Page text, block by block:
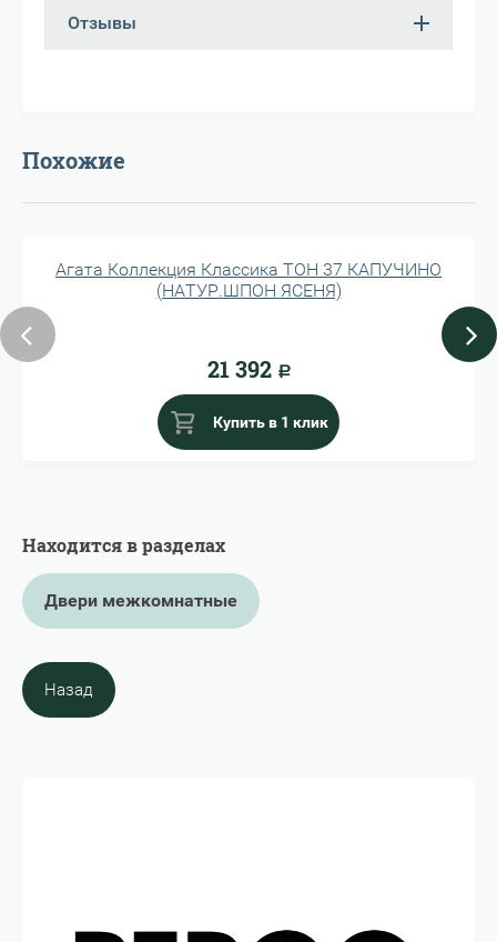
Отзывы
Похожие
Агата Коллекция Классика ТОН 37 КАПУЧИНО
(НАТУР.ШПОН ЯСЕНЯ)
21 392 Р
Купить в 1 клик
Находится в разделах
Двери межкомнатные
Назад